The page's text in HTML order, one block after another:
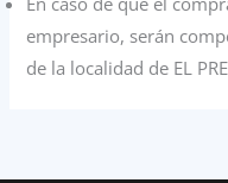
empresario, serán
de la localidad de EL